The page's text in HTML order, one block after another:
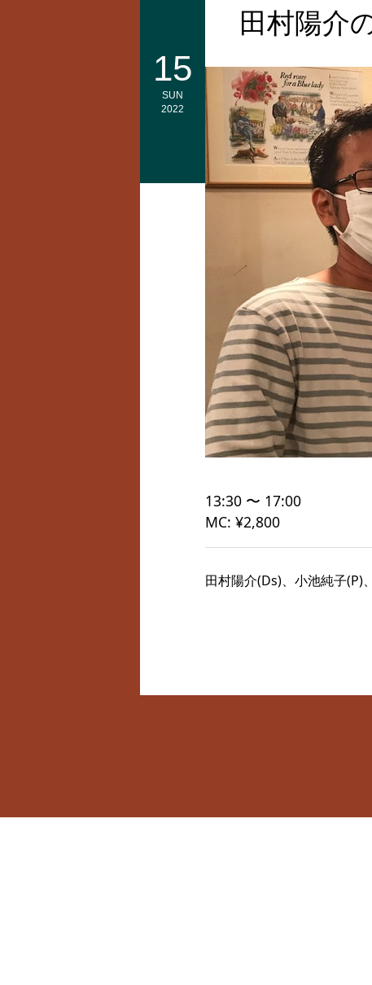
田村陽介
15
SUN
2022
13:30 〜 17:00
MC: ¥2,800
田村陽介(Ds)、小池純子(P)